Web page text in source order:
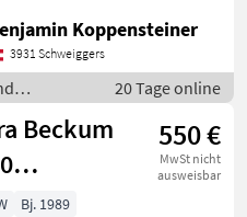
Die Kreissäge ist
und daher in
Zustand. Ideal zum
abs
Koppensteiner
3931 Schweiggers
/
20 Tage online
Beckum
550 €
MwSt nicht
ausweisbar
Bj. 1989